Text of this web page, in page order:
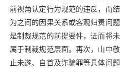
前视角认定行为规范的违反，而
为之间的因果关系或客观归责问
是制裁规范的前提要件，进而将
属于制裁规范层面。再次，山中
止未遂、自首及诈骗罪等具体问